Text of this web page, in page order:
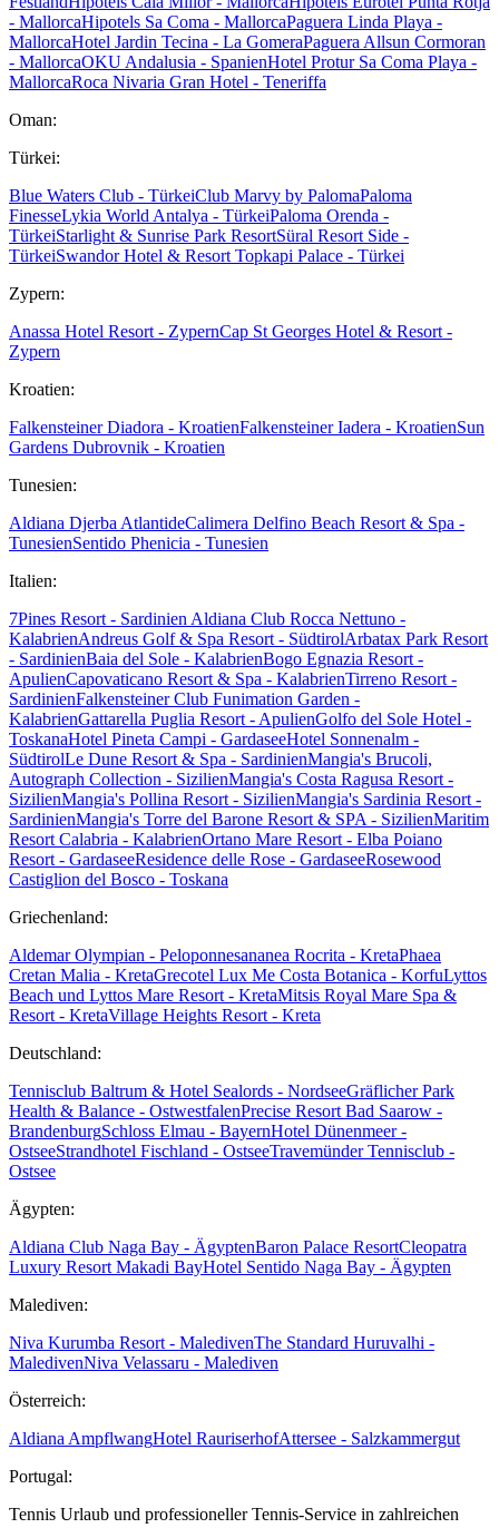
- MallorcaHipotels Sa Coma - MallorcaPaguera Linda Playa -
MallorcaHotel Jardin Tecina - La GomeraPaguera Allsun Cormoran
- MallorcaOKU Andalusia - SpanienHotel Protur Sa Coma Playa -
MallorcaRoca Nivaria Gran Hotel - Teneriffa
Oman:
Türkei:
Blue Waters Club - TürkeiClub Marvy by PalomaPaloma
FinesseLykia World Antalya - TürkeiPaloma Orenda -
TürkeiStarlight & Sunrise Park ResortSüral Resort Side -
TürkeiSwandor Hotel & Resort Topkapi Palace - Türkei
Zypern:
Anassa Hotel Resort - ZypernCap St Georges Hotel & Resort -
Zypern
Kroatien:
Falkensteiner Diadora - KroatienFalkensteiner Iadera - KroatienSun
Gardens Dubrovnik - Kroatien
Tunesien:
Aldiana Djerba AtlantideCalimera Delfino Beach Resort & Spa -
TunesienSentido Phenicia - Tunesien
Italien:
7Pines Resort - Sardinien Aldiana Club Rocca Nettuno -
KalabrienAndreus Golf & Spa Resort - SüdtirolArbatax Park Resort
- SardinienBaia del Sole - KalabrienBogo Egnazia Resort -
ApulienCapovaticano Resort & Spa - KalabrienTirreno Resort -
SardinienFalkensteiner Club Funimation Garden -
KalabrienGattarella Puglia Resort - ApulienGolfo del Sole Hotel -
ToskanaHotel Pineta Campi - GardaseeHotel Sonnenalm -
SüdtirolLe Dune Resort & Spa - SardinienMangia's Brucoli,
Autograph Collection - SizilienMangia's Costa Ragusa Resort -
SizilienMangia's Pollina Resort - SizilienMangia's Sardinia Resort -
SardinienMangia's Torre del Barone Resort & SPA - SizilienMaritim
Resort Calabria - KalabrienOrtano Mare Resort - Elba Poiano
Resort - GardaseeResidence delle Rose - GardaseeRosewood
Castiglion del Bosco - Toskana
Griechenland:
Aldemar Olympian - Peloponnesananea Rocrita - KretaPhaea
Cretan Malia - KretaGrecotel Lux Me Costa Botanica - KorfuLyttos
Beach und Lyttos Mare Resort - KretaMitsis Royal Mare Spa &
Resort - KretaVillage Heights Resort - Kreta
Deutschland:
Tennisclub Baltrum & Hotel Sealords - NordseeGräflicher Park
Health & Balance - OstwestfalenPrecise Resort Bad Saarow -
BrandenburgSchloss Elmau - BayernHotel Dünenmeer -
OstseeStrandhotel Fischland - OstseeTravemünder Tennisclub -
Ostsee
Ägypten:
Aldiana Club Naga Bay - ÄgyptenBaron Palace ResortCleopatra
Luxury Resort Makadi BayHotel Sentido Naga Bay - Ägypten
Malediven:
Niva Kurumba Resort - MaledivenThe Standard Huruvalhi -
MaledivenNiva Velassaru - Malediven
Österreich:
Aldiana AmpflwangHotel RauriserhofAttersee - Salzkammergut
Portugal:
Tennis Urlaub und professioneller Tennis-Service in zahlreichen